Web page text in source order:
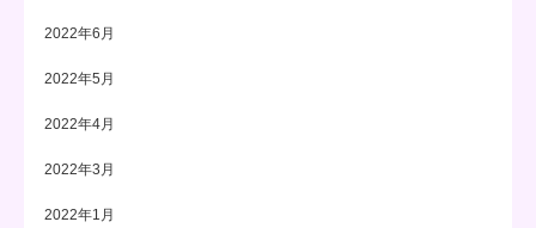
2022年6月
2022年5月
2022年4月
2022年3月
2022年1月